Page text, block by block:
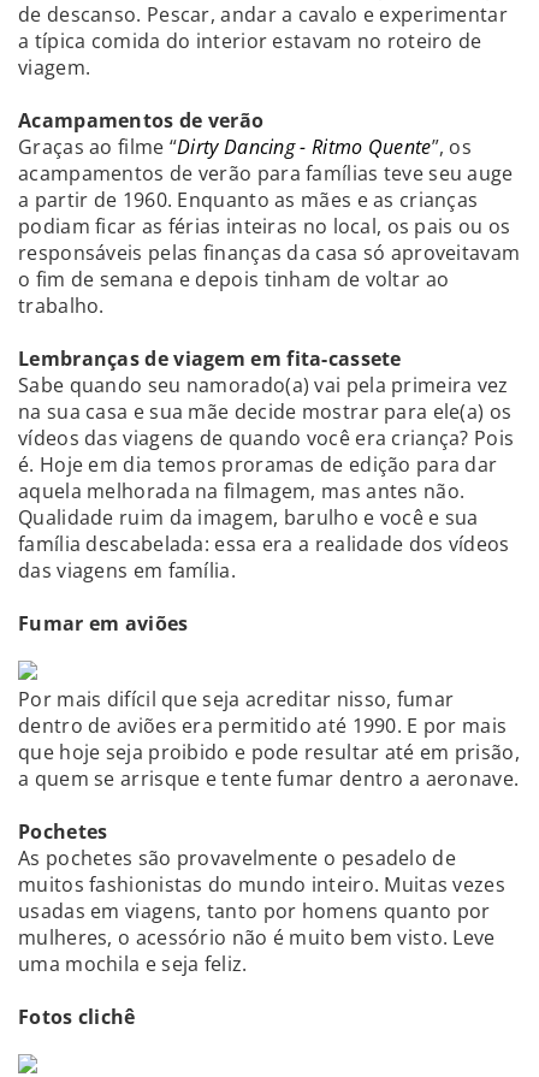
de descanso. Pescar, andar a cavalo e experimentar
a típica comida do interior estavam no roteiro de
viagem.
Acampamentos de verão
Graças ao filme “Dirty Dancing - Ritmo Quente”, os
acampamentos de verão para famílias teve seu auge
a partir de 1960. Enquanto as mães e as crianças
podiam ficar as férias inteiras no local, os pais ou os
responsáveis pelas finanças da casa só aproveitavam
o fim de semana e depois tinham de voltar ao
trabalho.
Lembranças de viagem em fita-cassete
Sabe quando seu namorado(a) vai pela primeira vez
na sua casa e sua mãe decide mostrar para ele(a) os
vídeos das viagens de quando você era criança? Pois
é. Hoje em dia temos proramas de edição para dar
aquela melhorada na filmagem, mas antes não.
Qualidade ruim da imagem, barulho e você e sua
família descabelada: essa era a realidade dos vídeos
das viagens em família.
Fumar em aviões
Por mais difícil que seja acreditar nisso, fumar
dentro de aviões era permitido até 1990. E por mais
que hoje seja proibido e pode resultar até em prisão,
a quem se arrisque e tente fumar dentro a aeronave.
Pochetes
As pochetes são provavelmente o pesadelo de
muitos fashionistas do mundo inteiro. Muitas vezes
usadas em viagens, tanto por homens quanto por
mulheres, o acessório não é muito bem visto. Leve
uma mochila e seja feliz.
Fotos clichê